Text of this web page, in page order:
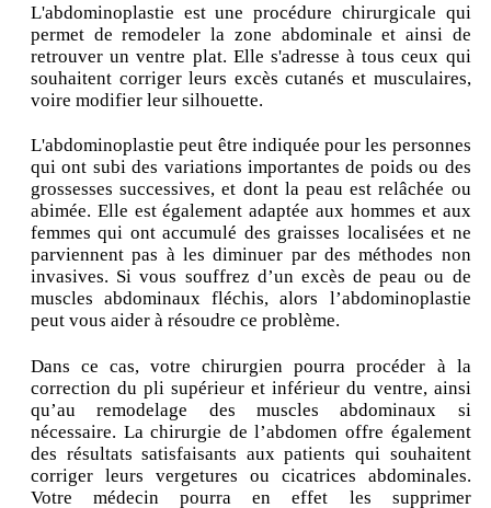
L'abdominoplastie est une procédure chirurgicale qui
permet de remodeler la zone abdominale et ainsi de
retrouver un ventre plat. Elle s'adresse à tous ceux qui
souhaitent corriger leurs excès cutanés et musculaires,
voire modifier leur silhouette.
L'abdominoplastie peut être indiquée pour les personnes
qui ont subi des variations importantes de poids ou des
grossesses successives, et dont la peau est relâchée ou
abimée. Elle est également adaptée aux hommes et aux
femmes qui ont accumulé des graisses localisées et ne
parviennent pas à les diminuer par des méthodes non
invasives. Si vous souffrez d’un excès de peau ou de
muscles abdominaux fléchis, alors l’abdominoplastie
peut vous aider à résoudre ce problème.
Dans ce cas, votre chirurgien pourra procéder à la
correction du pli supérieur et inférieur du ventre, ainsi
qu’au remodelage des muscles abdominaux si
nécessaire. La chirurgie de l’abdomen offre également
des résultats satisfaisants aux patients qui souhaitent
corriger leurs vergetures ou cicatrices abdominales.
Votre médecin pourra en effet les supprimer